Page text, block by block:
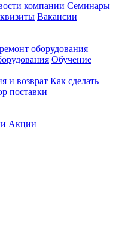
компании Семинары
Вакансии
оборудования
Обучение
и возврат Как сделать
поставки
Акции